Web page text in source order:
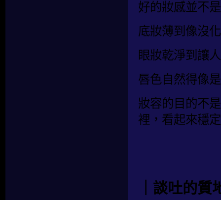
好的妝感並不
底妝薄到像沒
眼妝乾淨到讓
唇色自然得像
妝容的目的不
裡，看起來穩
｜談吐的